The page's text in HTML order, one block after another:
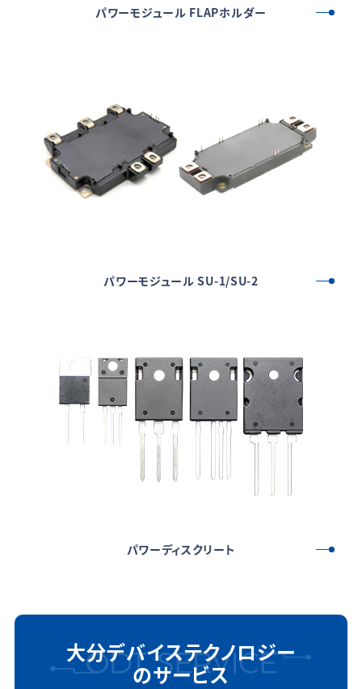
パワーモジュール FLAPホルダー
パワーモジュール SU-1/SU-2
パワーディスクリート
大分デバイステクノロジー
のサービス